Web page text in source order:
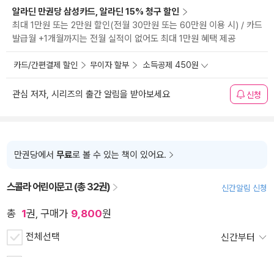
알라딘 만권당 삼성카드, 알라딘 15% 청구 할인
최대 1만원 또는 2만원 할인(전월 30만원 또는 60만원 이용 시) / 카드
발급월 +1개월까지는 전월 실적이 없어도 최대 1만원 혜택 제공
카드/간편결제 할인 무이자 할부 소득공제 450원
관심 저자, 시리즈의 출간 알림을 받아보세요 신청
만권당에서 무료로 볼 수 있는 책이 있어요.
스콜라 어린이문고 (총 32권) 신간알림 신청
총 1권, 구매가 9,800원
전체선택 신간부터